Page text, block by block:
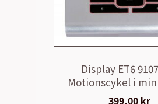
Display ET6
Motionscykel i
399,00 kr